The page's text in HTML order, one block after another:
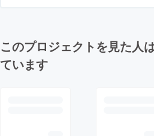
このプロジェクトを見た人
ています